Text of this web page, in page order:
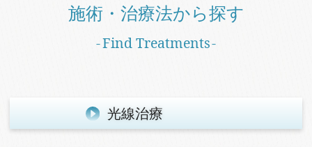
施術・治療法から探す
Find Treatments
光線治療